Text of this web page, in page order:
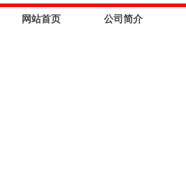
网站首页 公司简介